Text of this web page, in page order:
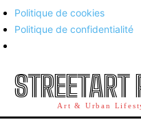
Politique de cookies
Politique de confidentialité
STREETART
Art & Urban